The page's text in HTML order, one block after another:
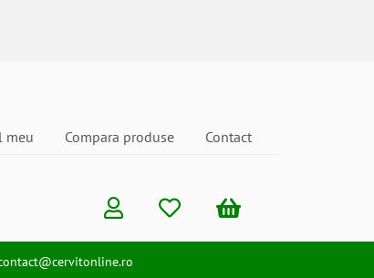
meu Compara produse Contact